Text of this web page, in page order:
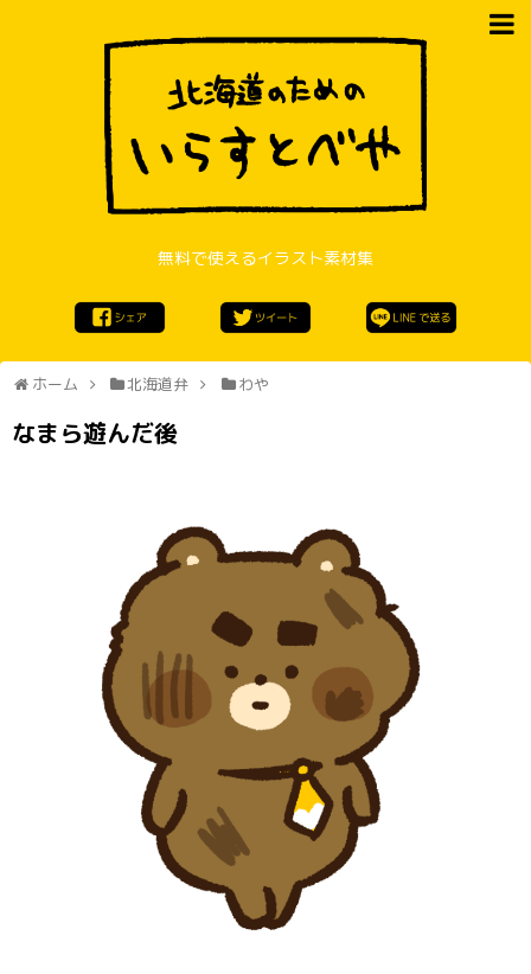
無料で使えるイラスト素材集
ホーム 北海道弁 わや
なまら遊んだ後